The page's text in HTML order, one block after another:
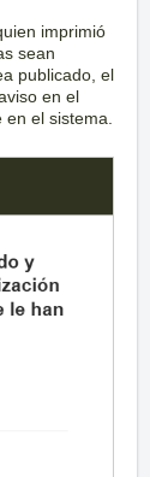
imprimió
sean
publicado, el
en el
en el sistema.